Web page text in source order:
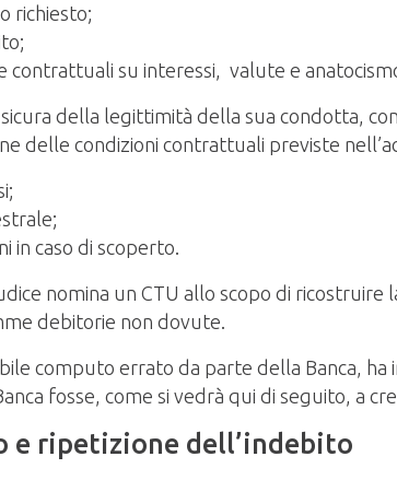
richiesto;
contrattuali su interessi, valute e
della legittimità della sua condotta,
delle condizioni contrattuali previste
in caso di scoperto.
nomina un CTU allo scopo di
debitorie non dovute.
computo errato da parte della Banca, ha
fosse, come si vedrà qui di seguito, a
e ripetizione dell’indebito